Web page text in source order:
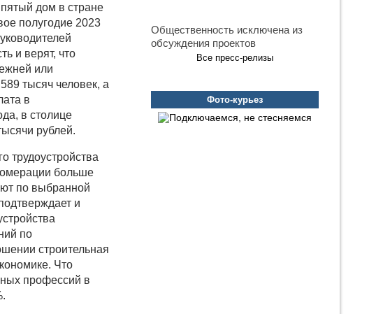
дом в стране
полугодие 2023
и верят, что
или
тысяч человек, а
в
в столице
рублей.
трудоустройства
больше
по выбранной
и
по
строительная
Что
профессий в
Общественность исключена из
обсуждения проектов
Все пресс-релизы
Фото-курьез